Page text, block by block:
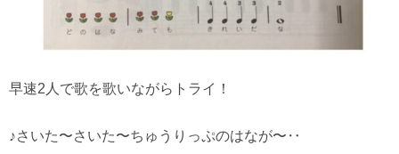
早速2人で歌を歌いながらトライ！
♪さいた〜さいた〜ちゅうりっぷのはなが〜‥